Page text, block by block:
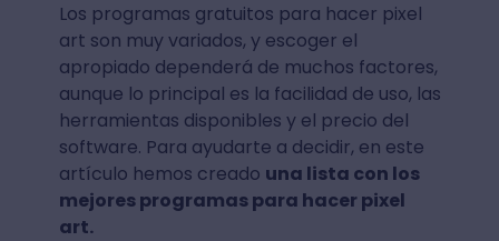
Los programas gratuitos para hacer pixel
art son muy variados, y escoger el
apropiado dependerá de muchos factores,
aunque lo principal es la facilidad de uso, las
herramientas disponibles y el precio del
software. Para ayudarte a decidir, en este
artículo hemos creado una lista con los
mejores programas para hacer pixel
art.